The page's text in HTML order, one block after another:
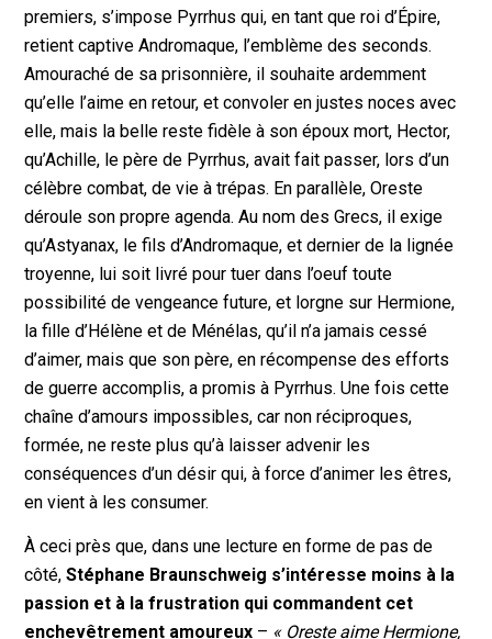
premiers, s’impose Pyrrhus qui, en tant que roi d’Épire,
retient captive Andromaque, l’emblème des seconds.
Amouraché de sa prisonnière, il souhaite ardemment
qu’elle l’aime en retour, et convoler en justes noces avec
elle, mais la belle reste fidèle à son époux mort, Hector,
qu’Achille, le père de Pyrrhus, avait fait passer, lors d’un
célèbre combat, de vie à trépas. En parallèle, Oreste
déroule son propre agenda. Au nom des Grecs, il exige
qu’Astyanax, le fils d’Andromaque, et dernier de la lignée
troyenne, lui soit livré pour tuer dans l’oeuf toute
possibilité de vengeance future, et lorgne sur Hermione,
la fille d’Hélène et de Ménélas, qu’il n’a jamais cessé
d’aimer, mais que son père, en récompense des efforts
de guerre accomplis, a promis à Pyrrhus. Une fois cette
chaîne d’amours impossibles, car non réciproques,
formée, ne reste plus qu’à laisser advenir les
conséquences d’un désir qui, à force d’animer les êtres,
en vient à les consumer.
À ceci près que, dans une lecture en forme de pas de
côté,Stéphane Braunschweig s’intéresse moins à la
passion et à la frustration qui commandent cet
enchevêtrement amoureux – « Oreste aime Hermione,